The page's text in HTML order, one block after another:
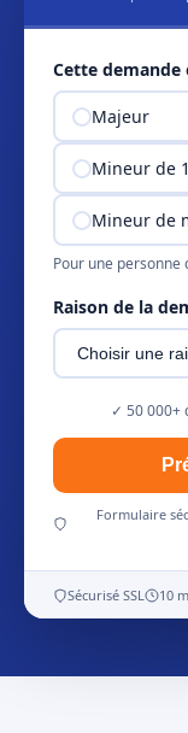
Cette demande
Majeur
Mineur de
Mineur de
Pour une personne
Raison de la
✓ 50 000+
Formulaire
Sécurisé SSL 10